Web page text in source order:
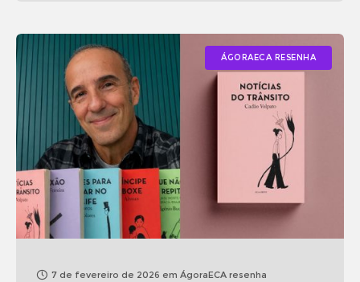
ÁGORAECA RESENHA
7 de fevereiro de 2026 em ÁgoraECA resenha